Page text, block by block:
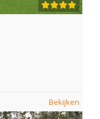
Bekijken